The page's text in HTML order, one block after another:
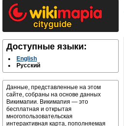
Доступные языки:
English
Русский
Данные, представленные на этом
сайте, собраны на основе данных
Викимапии. Викимапия — это
бесплатная и открытая
многопользовательская
интерактивная карта, пополняемая